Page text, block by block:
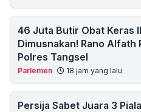
46 Juta Butir Obat Keras
Dimusnakan! Rano Alfath
Polres Tangsel
Parlemen 18 jam yang lalu
Persija Sabet Juara 3